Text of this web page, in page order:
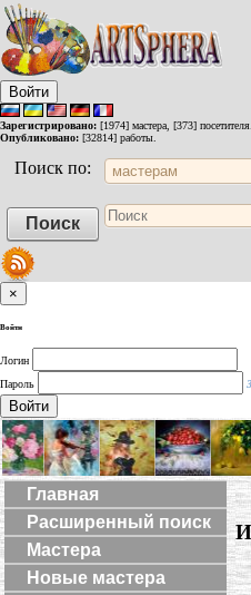
Войти
Зарегистрировано: [1974] мастера, [373] посетителя.
Опубликовано: [32814] работы.
Поиск по:
×
Войти
Логин
Пароль
Войти
Главная
Расширенный поиск
Мастера
Новые мастера